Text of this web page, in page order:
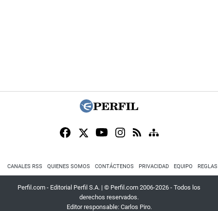
CANALES RSS QUIENES SOMOS CONTÁCTENOS PRIVACIDAD EQUIPO
Perfil.com - Editorial Perfil S.A. | © Perfil.com 2006-2026 - Todos los
derechos reservados.
Editor responsable: Carlos Piro.